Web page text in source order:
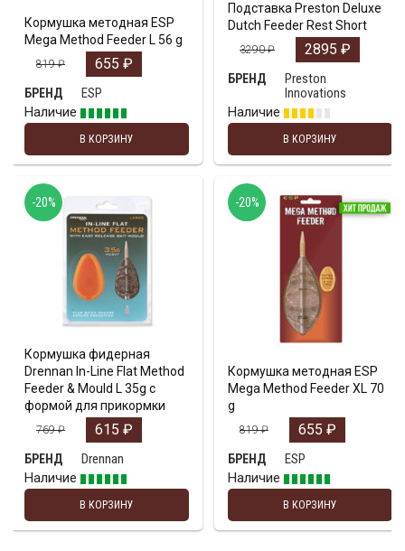
Кормушка методная ESP
Mega Method Feeder L 56 g
819₽ 655 ₽
БРЕНД
ESP
Наличие
В КОРЗИНУ
Подставка Preston Deluxe
Dutch Feeder Rest Short
3290₽ 2895 ₽
БРЕНД
Preston
Innovations
Наличие
В КОРЗИНУ
Кормушка фидерная
Drennan In-Line Flat Method
Feeder & Mould L 35g с
формой для прикормки
769₽ 615 ₽
БРЕНД
Drennan
Наличие
В КОРЗИНУ
-20%
Кормушка методная ESP
Mega Method Feeder XL 70
g
819₽ 655 ₽
БРЕНД
ESP
Наличие
В КОРЗИНУ
-20%